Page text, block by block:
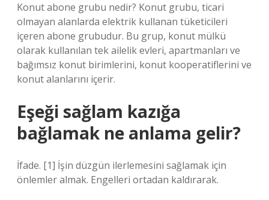
Konut abone grubu nedir? Konut grubu, ticari
olmayan alanlarda elektrik kullanan tüketicileri
içeren abone grubudur. Bu grup, konut mülkü
olarak kullanılan tek ailelik evleri, apartmanları ve
bağımsız konut birimlerini, konut kooperatiflerini ve
konut alanlarını içerir.
Eşeği sağlam kazığa
bağlamak ne anlama gelir?
İfade. [1] İşin düzgün ilerlemesini sağlamak için
önlemler almak. Engelleri ortadan kaldırarak.